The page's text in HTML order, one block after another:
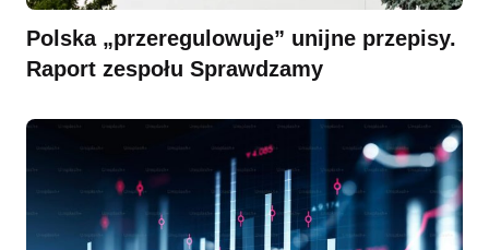
Polska „przeregulowuje” unijne przepisy.
Raport zespołu Sprawdzamy